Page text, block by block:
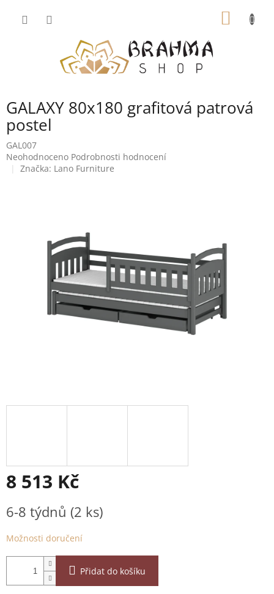
GALAXY 80x180 grafitová patrová
postel
GAL007
Průměrné
hodnocení
Neohodnoceno Podrobnosti hodnocení
Značka: Lano Furniture
8 513 Kč
cena:
6-8 týdnů (2 ks)
Možnosti doručení
Přidat do košíku